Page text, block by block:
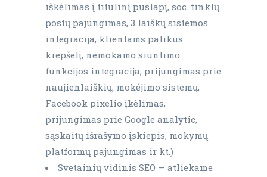
iškėlimas į titulinį puslapį, soc. tinklų
postų pajungimas, 3 laiškų sistemos
integracija, klientams palikus
krepšelį, nemokamo siuntimo
funkcijos integracija, prijungimas prie
naujienlaiškių, mokėjimo sistemų,
Facebook pixelio įkėlimas,
prijungimas prie Google analytic,
sąskaitų išrašymo įskiepis, mokymų
platformų pajungimas ir kt.)
Svetainių vidinis SEO — atliekame